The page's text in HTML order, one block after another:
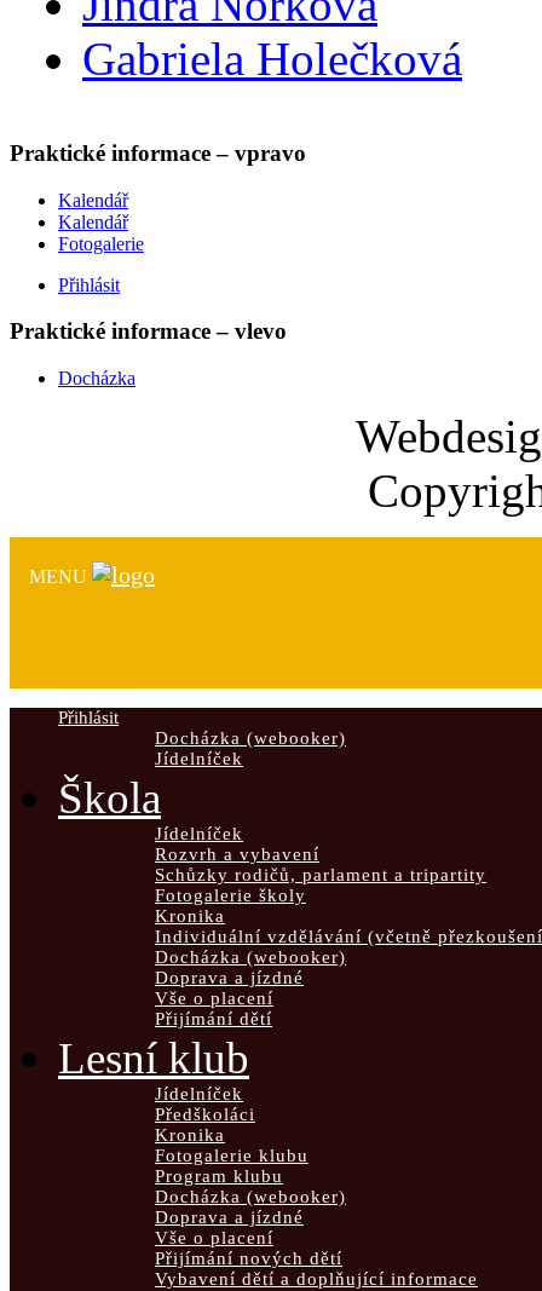
Gabriela Holečková
Praktické informace – vpravo
Kalendář
Kalendář
Fotogalerie
Přihlásit
Praktické informace – vlevo
Docházka
MENU
Přihlásit
Docházka (webooker)
Jídelníček
Škola
Jídelníček
Rozvrh a vybavení
Schůzky rodičů, parlament a tripartity
Fotogalerie školy
Kronika
Individuální vzdělávání (včetně
Docházka (webooker)
Doprava a jízdné
Vše o placení
Přijímání dětí
Lesní klub
Jídelníček
Předškoláci
Kronika
Fotogalerie klubu
Program klubu
Docházka (webooker)
Doprava a jízdné
Vše o placení
Přijímání nových dětí
Vybavení dětí a doplňující informace